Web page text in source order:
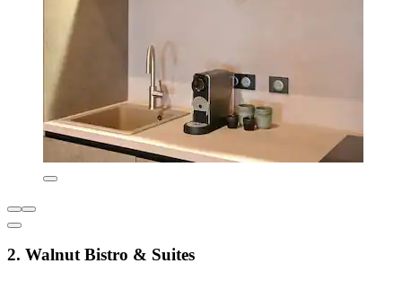
2. Walnut Bistro & Suites